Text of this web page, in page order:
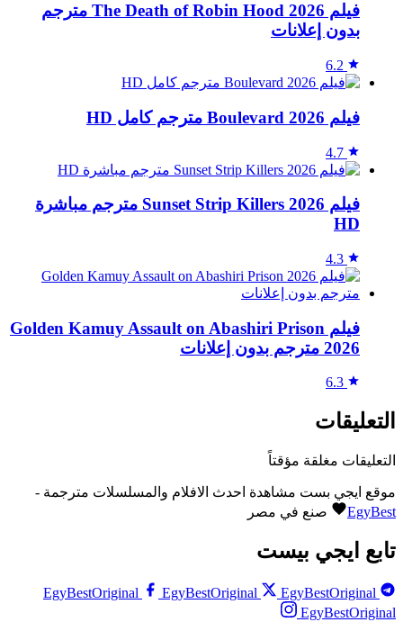
فيلم The Death of Robin Hood 2026 مترجم
بدون إعلانات
6.2
فيلم Boulevard 2026 مترجم كامل HD
4.7
فيلم Sunset Strip Killers 2026 مترجم مباشرة
HD
4.3
فيلم Golden Kamuy Assault on Abashiri Prison
2026 مترجم بدون إعلانات
6.3
التعليقات
التعليقات مغلقة مؤقتاً
موقع ايجي بست مشاهدة احدث الافلام والمسلسلات مترجمة -
EgyBest
صنع في مصر
تابع ايجي بيست
EgyBestOriginal EgyBestOriginal
EgyBestOriginal
EgyBestOriginal